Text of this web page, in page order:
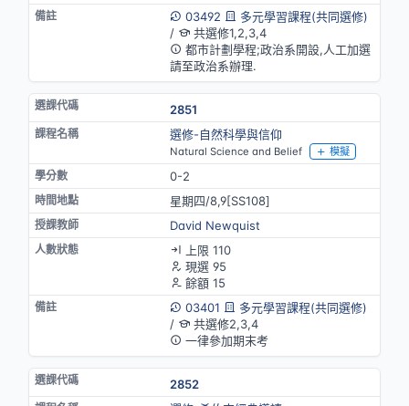
03492
多元學習課程(共同選修)
/
共選修1,2,3,4
都市計劃學程;政治系開設,人工加選
請至政治系辦理.
2851
選修-自然科學與信仰
Natural Science and Belief 模擬
0-2
星期四/8,9[SS108]
David Newquist
上限 110
現選 95
餘額 15
03401
多元學習課程(共同選修)
/
共選修2,3,4
一律參加期末考
2852